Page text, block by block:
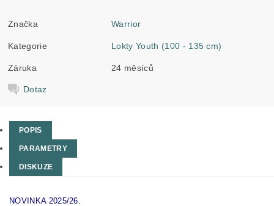
Značka Warrior
Kategorie Lokty Youth (100 - 135 cm)
Záruka 24 měsíců
Dotaz
POPIS
PARAMETRY
DISKUZE
NOVINKA 2025/26.